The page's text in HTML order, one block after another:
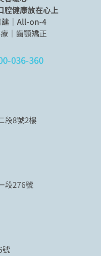
段8號2樓
段276號
號
腔健康放在心上
建｜All-on-4
｜齒顎矯正
036-360